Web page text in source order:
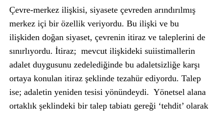
Çevre-merkez ilişkisi, siyasete çevreden arındırılmış
merkez içi bir özellik veriyordu. Bu ilişki ve bu
ilişkiden doğan siyaset, çevrenin itiraz ve taleplerini de
sınırlıyordu. İtiraz; mevcut ilişkideki suiistimallerin
adalet duygusunu zedelediğinde bu adaletsizliğe karşı
ortaya konulan itiraz şeklinde tezahür ediyordu. Talep
ise; adaletin yeniden tesisi yönündeydi. Yönetsel alana
ortaklık şeklindeki bir talep tabiatı gereği ‘tehdit’ olarak